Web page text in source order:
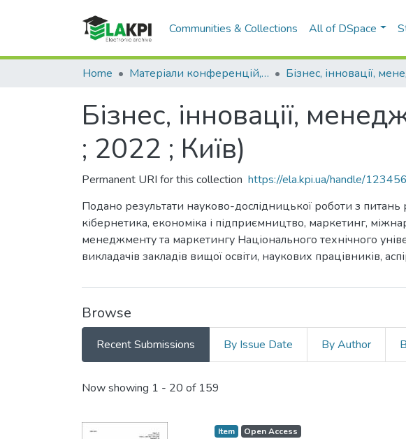
Communities & Collections All of DSpace
Home Матеріали конференцій, семінарів і т.п.
Бізнес, інновації,
; 2022 ; Київ)
Permanent URI for this collection https://ela.kpi.ua/handle/
Подано результати науково-дослідницької роботи з
кібернетика, економіка і підприємництво, маркетинг,
менеджменту та маркетингу Національного технічного
викладачів закладів вищої освіти, наукових працівників,
Browse
Recent Submissions By Issue Date By Author
Recent Submissions
Now showing 1 - 20 of 159
Item Open Access